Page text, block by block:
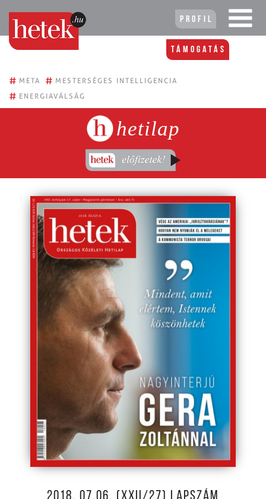
Profil
Támogatás
# META # MESTERSÉGES INTELLIGENCIA
# ENERGIAVÁLSÁG
hetilap